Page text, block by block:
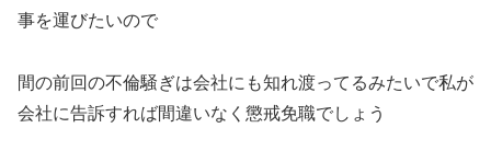
事を運びたいので
間の前回の不倫騒ぎは会社にも知れ渡ってるみたいで私が
会社に告訴すれば間違いなく懲戒免職でしょう